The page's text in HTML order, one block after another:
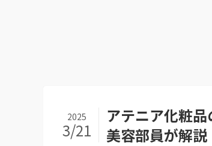
アテニア化粧
美容部員が解説
2025
3/21